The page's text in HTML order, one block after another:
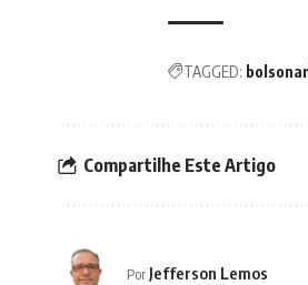
TAGGED:
Compartilhe Este Artigo
Por Jefferson Lemos